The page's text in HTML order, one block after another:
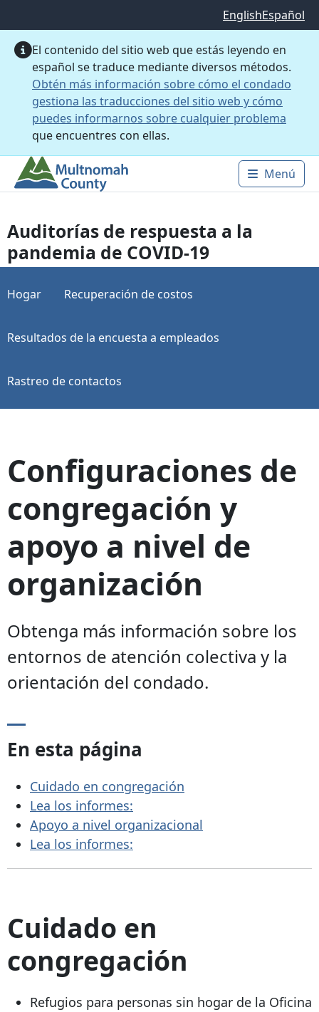
EnglishEspañol
El contenido del sitio web que estás leyendo en
español se traduce mediante diversos métodos.
Obtén más información sobre cómo el condado
gestiona las traducciones del sitio web y cómo
puedes informarnos sobre cualquier problema
que encuentres con ellas.
Main
Menú
Auditorías de respuesta a la
pandemia de COVID-19
Hogar Recuperación de costos
Resultados de la encuesta a empleados
Rastreo de contactos
Configuraciones de
congregación y
apoyo a nivel de
organización
Obtenga más información sobre los
entornos de atención colectiva y la
orientación del condado.
En esta página
Cuidado en congregación
Lea los informes:
Apoyo a nivel organizacional
Lea los informes:
Cuidado en
congregación
Refugios para personas sin hogar de la Oficina